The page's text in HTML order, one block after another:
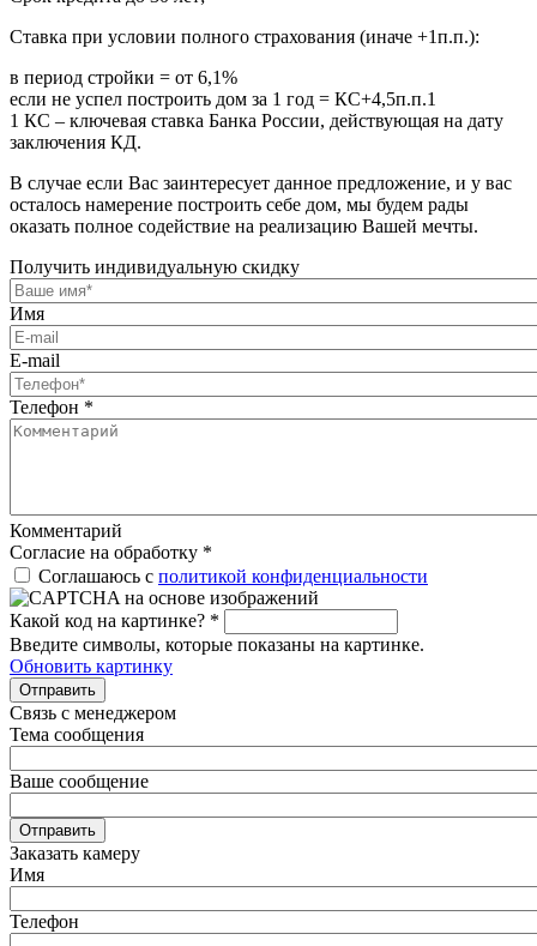
Ставка при условии полного страхования (иначе +1п.п.):
в период стройки = от 6,1%
если не успел построить дом за 1 год = КС+4,5п.п.1
1 КС – ключевая ставка Банка России, действующая на дату
заключения КД.
В случае если Вас заинтересует данное предложение, и у вас
осталось намерение построить себе дом, мы будем рады
оказать полное содействие на реализацию Вашей мечты.
Получить индивидуальную скидку
Имя
E-mail
Телефон *
Комментарий
Согласие на обработку *
Соглашаюсь с политикой конфиденциальности
Какой код на картинке? *
Введите символы, которые показаны на картинке.
Обновить картинку
Отправить
Связь с менеджером
Тема сообщения
Ваше сообщение
Отправить
Заказать камеру
Имя
Телефон